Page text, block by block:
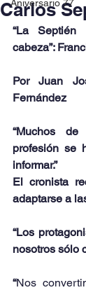
Aniversario 77
Carlos
“La
cabeza”:
Por Juan
Fernández
“Muchos
profesión se
informar.”
El cronista
adaptarse a
“Los
nosotros sólo
“Nos